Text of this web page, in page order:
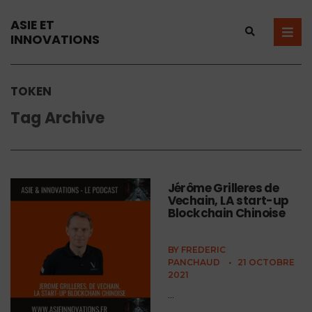
ASIE ET
INNOVATIONS
TOKEN
Tag Archive
Jérôme Grilleres de
Vechain, LA start-up
Blockchain Chinoise
BY FREDERIC
PANCHAUD
•
21 OCTOBRE
2021
...